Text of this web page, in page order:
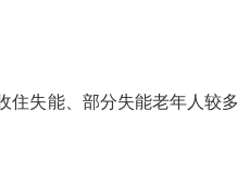
失能、部分失能老年人较